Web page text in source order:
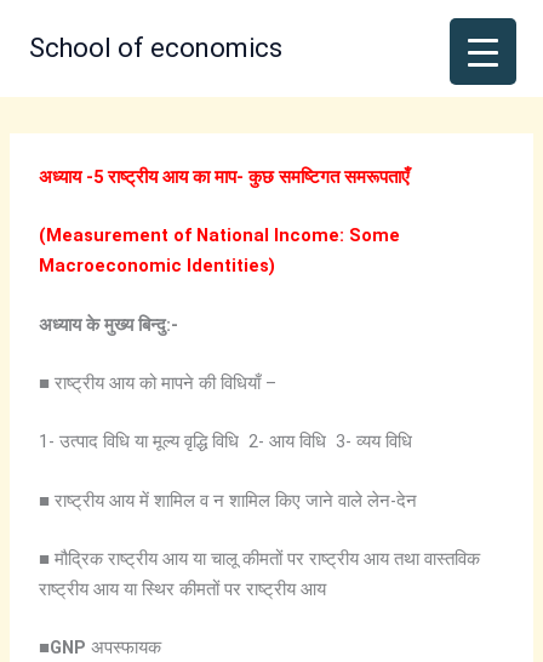
School of economics
अध्याय -5 राष्ट्रीय आय का माप- कुछ समष्टिगत समरूपताएँ
(Measurement of National Income: Some
Macroeconomic Identities)
अध्याय के मुख्य बिन्दु:-
■ राष्ट्रीय आय को मापने की विधियाँ –
1- उत्पाद विधि या मूल्य वृद्धि विधि 2- आय विधि 3- व्यय विधि
■ राष्ट्रीय आय में शामिल व न शामिल किए जाने वाले लेन-देन
■ मौद्रिक राष्ट्रीय आय या चालू कीमतों पर राष्ट्रीय आय तथा वास्तविक
राष्ट्रीय आय या स्थिर कीमतों पर राष्ट्रीय आय
■GNP अपस्फायक